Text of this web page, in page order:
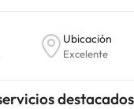
Ubicación
Excelente
destacados